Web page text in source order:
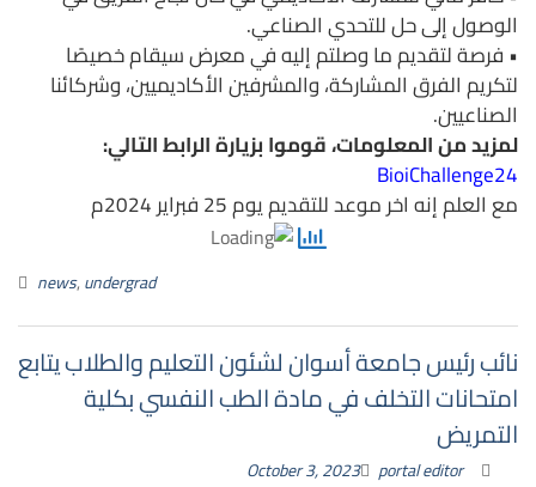
الوصول إلى حل للتحدي الصناعي.
• فرصة لتقديم ما وصلتم إليه في معرض سيقام خصيصًا
لتكريم الفرق المشاركة، والمشرفين الأكاديميين، وشركائنا
الصناعيين.
لمزيد من المعلومات، قوموا بزيارة الرابط التالي:
BioiChallenge24
مع العلم إنه اخر موعد للتقديم يوم 25 فبراير 2024م
news,undergrad
نائب رئيس جامعة أسوان لشئون التعليم والطلاب يتابع
امتحانات التخلف في مادة الطب النفسي بكلية
التمريض
October 3, 2023 portal editor